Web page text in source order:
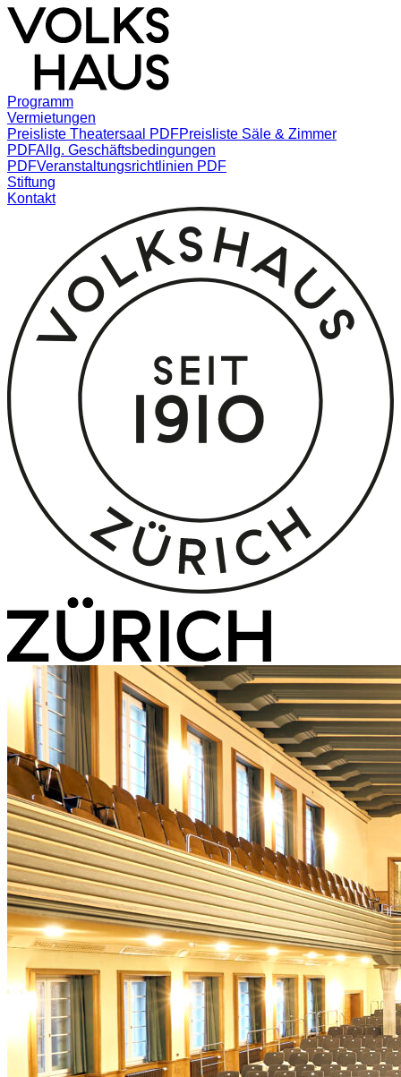
Programm
Vermietungen
Preisliste Theatersaal PDFPreisliste Säle & Zimmer
PDFAllg. Geschäftsbedingungen
PDFVeranstaltungsrichtlinien PDF
Stiftung
Entstehung
Kontakt